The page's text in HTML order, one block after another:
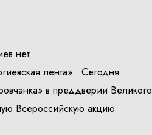
нет
лента» Сегодня
в преддверии Великого
Всероссийскую акцию